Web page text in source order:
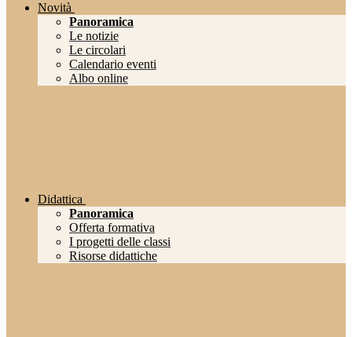
Novità
Panoramica
Le notizie
Le circolari
Calendario eventi
Albo online
Didattica
Panoramica
Offerta formativa
I progetti delle classi
Risorse didattiche